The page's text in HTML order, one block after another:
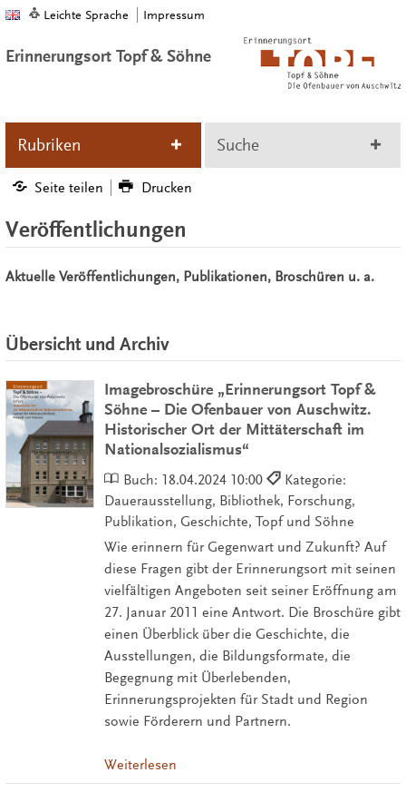
Leichte Sprache Impressum
Erinnerungsort Topf & Söhne
Rubriken Suche
Seite teilen Drucken
Veröffentlichungen
Aktuelle Veröffentlichungen, Publikationen, Broschüren u. a.
Übersicht und Archiv
Imagebroschüre „Erinnerungsort Topf &
Söhne – Die Ofenbauer von Auschwitz.
Historischer Ort der Mittäterschaft im
Nationalsozialismus“
Buch: 18.04.2024 10:00
Kategorie:
Dauerausstellung, Bibliothek, Forschung,
Publikation, Geschichte, Topf und Söhne
Wie erinnern für Gegenwart und Zukunft? Auf
diese Fragen gibt der Erinnerungsort mit seinen
vielfältigen Angeboten seit seiner Eröffnung am
27. Januar 2011 eine Antwort. Die Broschüre gibt
einen Überblick über die Geschichte, die
Ausstellungen, die Bildungsformate, die
Begegnung mit Überlebenden,
Erinnerungsprojekten für Stadt und Region
sowie Förderern und Partnern.
Weiterlesen